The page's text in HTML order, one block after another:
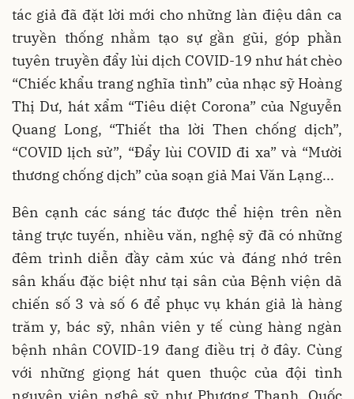
tác giả đã đặt lời mới cho những làn điệu dân ca
truyền thống nhằm tạo sự gần gũi, góp phần
tuyên truyền đẩy lùi dịch COVID-19 như hát chèo
“Chiếc khẩu trang nghĩa tình” của nhạc sỹ Hoàng
Thị Dư, hát xẩm “Tiêu diệt Corona” của Nguyễn
Quang Long, “Thiết tha lời Then chống dịch”,
“COVID lịch sử”, “Đẩy lùi COVID đi xa” và “Mười
thương chống dịch” của soạn giả Mai Văn Lạng...
Bên cạnh các sáng tác được thể hiện trên nền
tảng trực tuyến, nhiều văn, nghệ sỹ đã có những
đêm trình diễn đầy cảm xúc và đáng nhớ trên
sân khấu đặc biệt như tại sân của Bệnh viện dã
chiến số 3 và số 6 để phục vụ khán giả là hàng
trăm y, bác sỹ, nhân viên y tế cùng hàng ngàn
bệnh nhân COVID-19 đang điều trị ở đây. Cùng
với những giọng hát quen thuộc của đội tình